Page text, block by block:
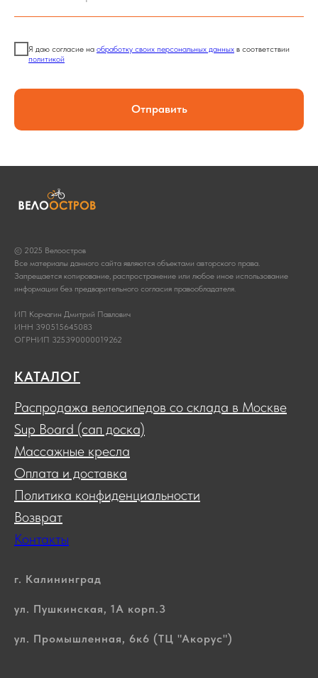
Я даю согласие на обработку своих персональных данных в соответствии
политикой
Отправить
© 2025 Велоостров
Все материалы данного сайта являются объектами авторского права.
Запрещается копирование, распространение или любое иное использование
информации без предварительного согласия правообладателя.
ИП Корчагин Дмитрий Павлович
ИНН 390515645083
ОГРНИП 325390000019262
КАТАЛОГ
Распродажа велосипедов со склада в Москве
Sup Board (сап доска)
Массажные кресла
Оплата и доставка
Политика конфиденциальности
Возврат
Контакты
г. Калининград
ул. Пушкинская, 1А корп.3
ул. Промышленная, 6к6 (ТЦ "Акорус")